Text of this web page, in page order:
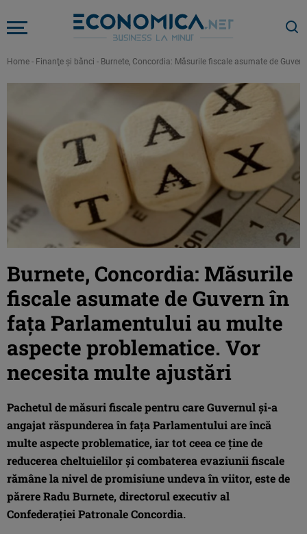
Home - Finanţe şi bănci - Burnete, Concordia: Măsurile fiscale asumate de
Burnete, Concordia: Măsurile
fiscale asumate de Guvern în
faţa Parlamentului au multe
aspecte problematice. Vor
necesita multe ajustări
Pachetul de măsuri fiscale pentru care Guvernul şi-a
angajat răspunderea în faţa Parlamentului are încă
multe aspecte problematice, iar tot ceea ce ţine de
reducerea cheltuielilor şi combaterea evaziunii fiscale
rămâne la nivel de promisiune undeva în viitor, este de
părere Radu Burnete, directorul executiv al
Confederaţiei Patronale Concordia.